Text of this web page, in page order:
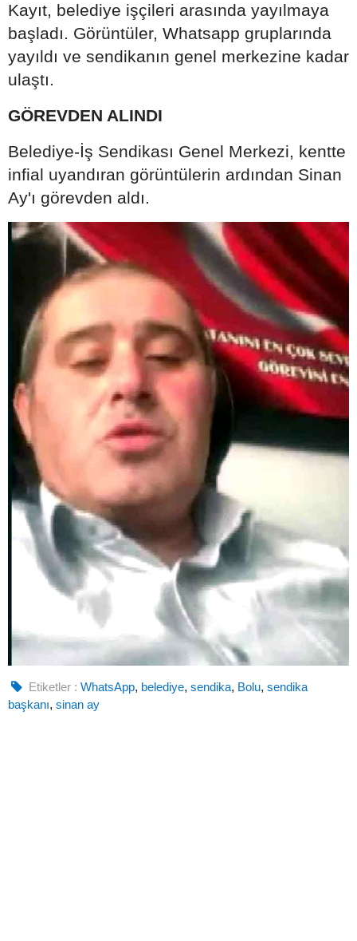
Kayıt, belediye işçileri arasında yayılmaya
başladı. Görüntüler, Whatsapp gruplarında
yayıldı ve sendikanın genel merkezine kadar
ulaştı.
GÖREVDEN ALINDI
Belediye-İş Sendikası Genel Merkezi, kentte
infial uyandıran görüntülerin ardından Sinan
Ay'ı görevden aldı.
Etiketler : WhatsApp, belediye,sendika, Bolu,sendika
başkanı, sinan ay